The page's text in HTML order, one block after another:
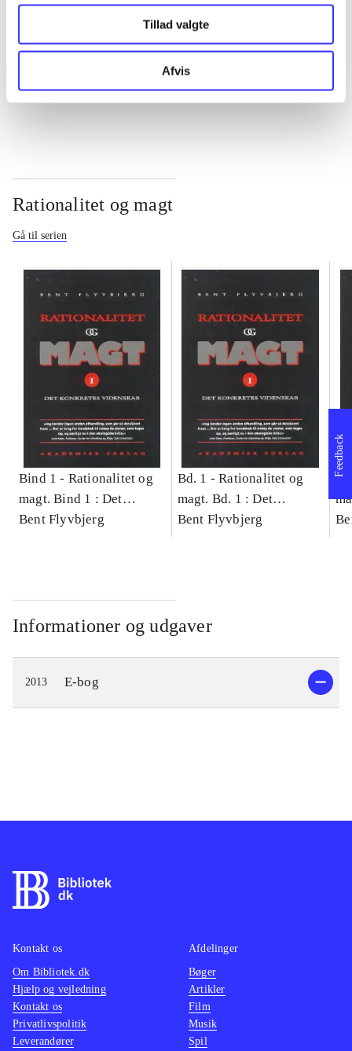
Tillad valgte
Afvis
Rationalitet og magt
Gå til serien
Bind 1 - Rationalitet og
magt. Bind 1 : Det
konkretes videnskab
Bent Flyvbjerg
Bd. 1 -Rationalitet og
magt. Bd. 1 : Det
konkretes videnskab
Bent Flyvbjerg
Informationer og udgaver
2013 E-bog
Feedback
Kontakt os
Om Bibliotek.dk
Hjælp og vejledning
Kontakt os
Privatlivspolitik
Leverandører
Afdelinger
Bøger
Artikler
Film
Musik
Spil